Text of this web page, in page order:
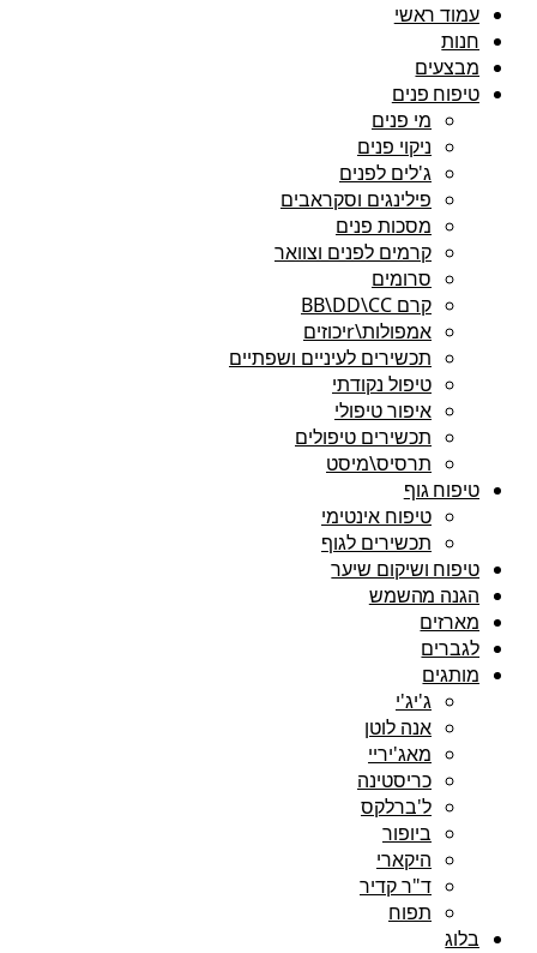
עמוד ראשי
חנות
מבצעים
טיפוח פנים
מי פנים
ניקוי פנים
ג'לים לפנים
פילינגים וסקראבים
מסכות פנים
קרמים לפנים וצוואר
סרומים
קרם BB\DD\CC
אמפולות\rיכוזים
תכשירים לעיניים ושפתיים
טיפול נקודתי
איפור טיפולי
תכשירים טיפולים
תרסיס\מיסט
טיפוח גוף
טיפוח אינטימי
תכשירים לגוף
טיפוח ושיקום שיער
הגנה מהשמש
מארזים
לגברים
מותגים
ג'יג'י
אנה לוטן
מאג'יריי
כריסטינה
ל'ברלקס
ביופור
היקארי
ד"ר קדיר
תפוח
בלוג